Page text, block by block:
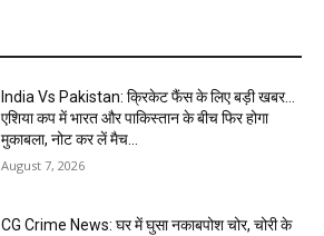
India Vs Pakistan: क्रिकेट फैंस के लिए बड़ी खबर…
एशिया कप में भारत और पाकिस्तान के बीच फिर होगा
मुकाबला, नोट कर लें मैच...
August 7, 2026
CG Crime News: घर में घुसा नकाबपोश चोर, चोरी के